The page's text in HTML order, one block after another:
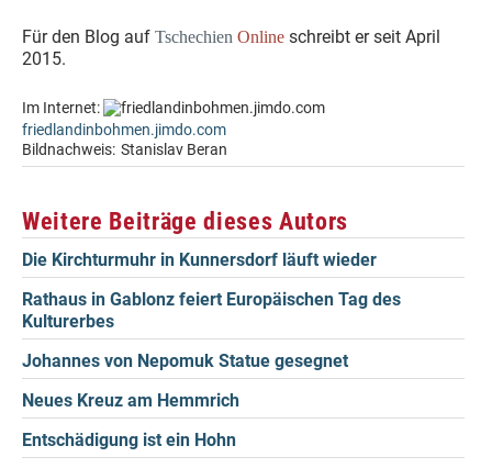
Für den Blog auf Tschechien Online schreibt er seit April
2015.
Im Internet:
friedlandinbohmen.jimdo.com
Bildnachweis: Stanislav Beran
Weitere Beiträge dieses Autors
Die Kirchturmuhr in Kunnersdorf läuft wieder
Rathaus in Gablonz feiert Europäischen Tag des
Kulturerbes
Johannes von Nepomuk Statue gesegnet
Neues Kreuz am Hemmrich
Entschädigung ist ein Hohn